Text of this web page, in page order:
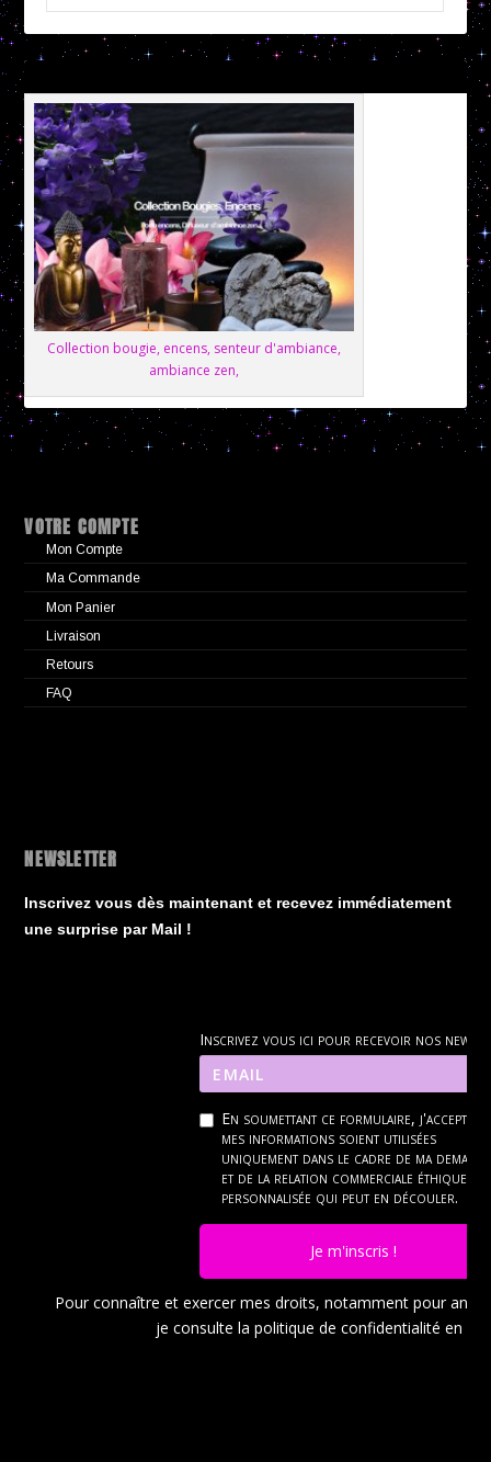
Collection bougie, encens, senteur d'ambiance,
ambiance zen,
VOTRE COMPTE
Mon Compte
Ma Commande
Mon Panier
Livraison
Retours
FAQ
NEWSLETTER
Inscrivez vous dès maintenant et recevez immédiatement
une surprise par Mail !
Inscrivez vous ici pour recevoir nos news
En soumettant ce formulaire, j'accepte
mes informations soient utilisées
uniquement dans le cadre de ma
et de la relation commerciale éthique et
personnalisée qui peut en découler.
Je m'inscris !
Pour connaître et exercer mes droits, notamment pour
je consulte la politique de confidentialité en